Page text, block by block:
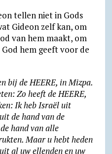
tellen niet in Gods
Gideon zelf kan, om
van hem maakt, om
hem geeft voor de
bij de HEERE, in Mizpa.
Zo heeft de HEERE,
Ik heb Israël uit
de hand van de
hand van alle
Maar u hebt heden
al uw ellenden en uw